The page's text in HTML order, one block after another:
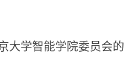
大学智能学院委员会的